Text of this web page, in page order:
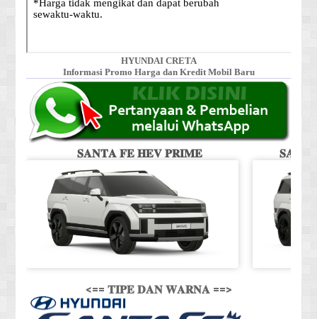
HYUNDAI CRETA
Informasi Promo Harga dan Kredit Mobil Baru
𝐒𝐀𝐍𝐓𝐀 𝐅𝐄 𝐇𝐄𝐕 𝐏𝐑𝐈𝐌𝐄
<== 𝐓𝐈𝐏𝐄 𝐃𝐀𝐍 𝐖𝐀𝐑𝐍𝐀 ==>